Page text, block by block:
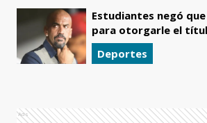
Estudiantes negó
para otorgarle el
Deportes
Ads